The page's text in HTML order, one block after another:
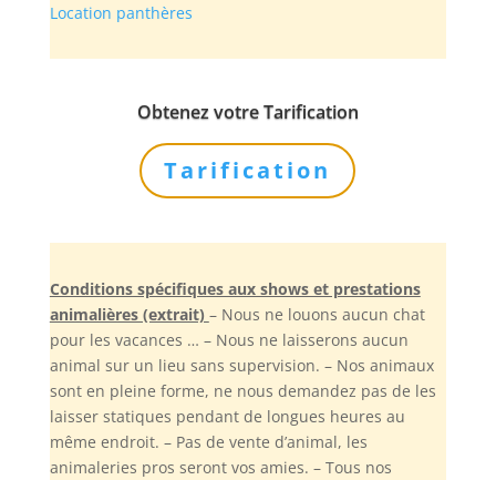
Location panthères
Obtenez votre Tarification
Tarification
Conditions spécifiques aux shows et prestations
animalières (extrait) – Nous ne louons aucun chat
pour les vacances … – Nous ne laisserons aucun
animal sur un lieu sans supervision. – Nos animaux
sont en pleine forme, ne nous demandez pas de les
laisser statiques pendant de longues heures au
même endroit. – Pas de vente d’animal, les
animaleries pros seront vos amies. – Tous nos